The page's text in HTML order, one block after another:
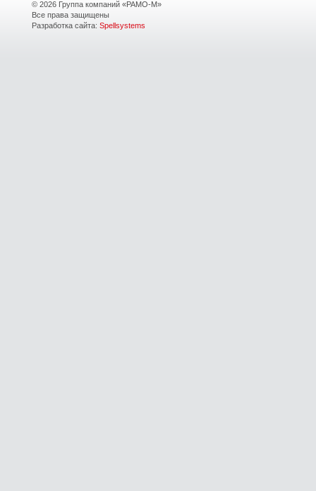
© 2026 Группа компаний «РАМО-М»
Все права защищены
Разработка сайта: Spellsystems